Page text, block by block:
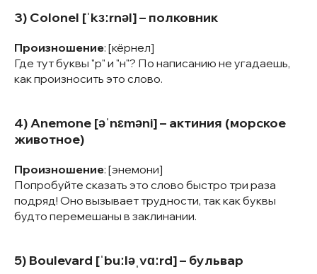
3) Colonel [ˈkɜːrnəl] – полковник
Произношение: [кёрнел]
Где тут буквы "р" и "н"? По написанию не угадаешь,
как произносить это слово.
4) Anemone [əˈnɛməni] – актиния (морское
животное)
Произношение: [энемони]
Попробуйте сказать это слово быстро три раза
подряд! Оно вызывает трудности, так как буквы
будто перемешаны в заклинании.
5) Boulevard [ˈbuːləˌvɑːrd] – бульвар